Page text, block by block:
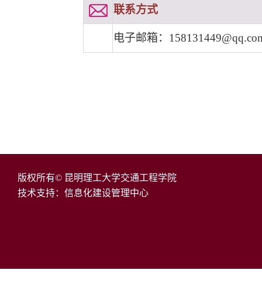
联系方式
电子邮箱：
版权所有© 昆明理工大学交通工程学院
技术支持：信息化建设管理中心